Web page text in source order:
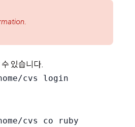
있습니다.
cvs login